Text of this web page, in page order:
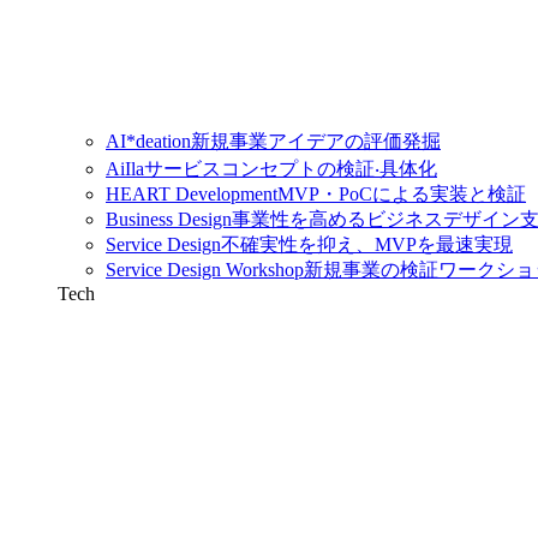
AI*deation新規事業アイデアの評価発掘
AiIlaサービスコンセプトの検証‧具体化
HEART DevelopmentMVP・PoCによる実装と検証
Business Design事業性を高めるビジネスデザイン
Service Design不確実性を抑え、MVPを最速実現
Service Design Workshop新規事業の検証ワークシ
Tech